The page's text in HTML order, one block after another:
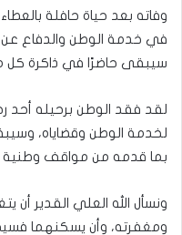
وفاته بعد حياة حافلة
في خدمة الوطن والدفاع عن
سيبقى حاضرًا في ذاكرة كل
لقد فقد الوطن برحيله أحد
لخدمة الوطن وقضاياه،
بما قدمه من مواقف
ونسأل الله العلي القدير أن
ومغفرته، وأن يسكنهما فسيح